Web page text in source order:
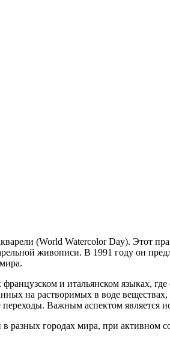
(World Watercolor Day). Этот
живописи. В 1991 году он
и итальянском языках,
на растворимых в воде
Важным аспектом является
городах мира, при активном